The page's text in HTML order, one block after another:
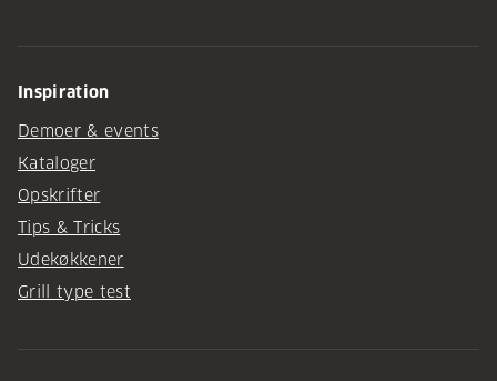
Inspiration
Demoer & events
Kataloger
Opskrifter
Tips & Tricks
Udekøkkener
Grill type test